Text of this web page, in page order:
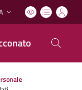
attiva: